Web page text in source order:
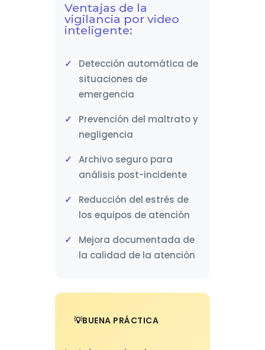
Ventajas de la
vigilancia por video
inteligente:
Detección automática de
situaciones de
emergencia
Prevención del maltrato y
negligencia
Archivo seguro para
análisis post-incidente
Reducción del estrés de
los equipos de atención
Mejora documentada de
la calidad de la atención
BUENA PRÁCTICA